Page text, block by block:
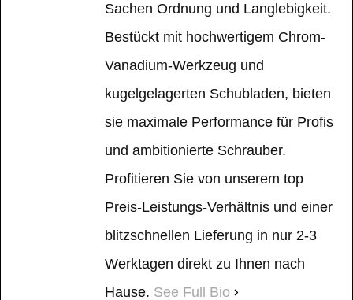
Sachen Ordnung und Langlebigkeit.
Bestückt mit hochwertigem Chrom-
Vanadium-Werkzeug und
kugelgelagerten Schubladen, bieten
sie maximale Performance für Profis
und ambitionierte Schrauber.
Profitieren Sie von unserem top
Preis-Leistungs-Verhältnis und einer
blitzschnellen Lieferung in nur 2-3
Werktagen direkt zu Ihnen nach
Hause. See Full Bio